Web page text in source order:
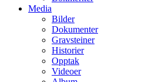
Media
Bilder
Dokumenter
Gravsteiner
Historier
Opptak
Videoer